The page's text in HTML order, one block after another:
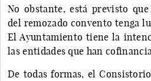
No obstante, está previsto
del remozado convento tenga
El Ayuntamiento tiene la
las entidades que han
De todas formas, el